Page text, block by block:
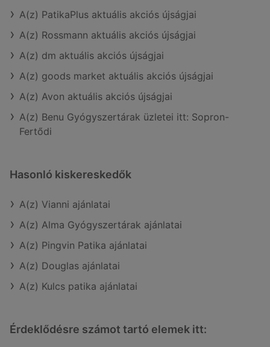
A(z) PatikaPlus aktuális akciós újságjai
A(z) Rossmann aktuális akciós újságjai
A(z) dm aktuális akciós újságjai
A(z) goods market aktuális akciós újságjai
A(z) Avon aktuális akciós újságjai
A(z) Benu Gyógyszertárak üzletei itt: Sopron-
Fertődi
Hasonló kiskereskedők
A(z) Vianni ajánlatai
A(z) Alma Gyógyszertárak ajánlatai
A(z) Pingvin Patika ajánlatai
A(z) Douglas ajánlatai
A(z) Kulcs patika ajánlatai
Érdeklődésre számot tartó elemek itt: